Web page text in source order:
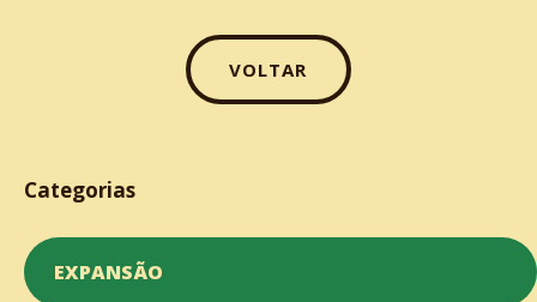
VOLTAR
Categorias
EXPANSÃO